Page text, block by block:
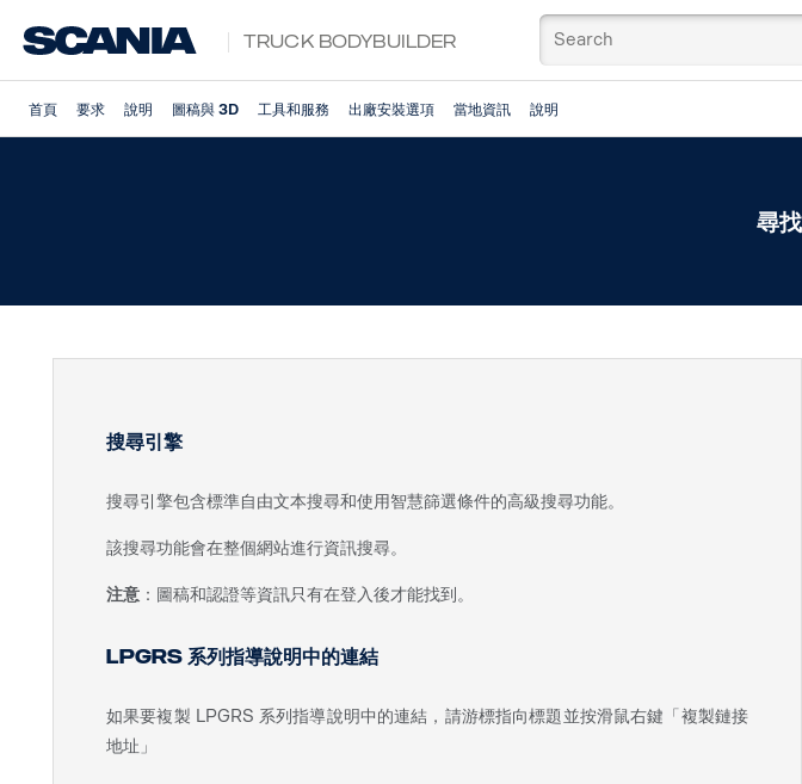
Truck Bodybuilder
首頁 要求 說明 圖稿與 3D 工具和服務 出廠安裝選項 當地資訊 說明
尋
搜尋引擎
搜尋引擎包含標準自由文本搜尋和使用智慧篩選條件的高級搜尋功能。
該搜尋功能會在整個網站進行資訊搜尋。
注意 ：圖稿和認證等資訊只有在登入後才能找到。
LPGRS 系列指導說明中的連結
如果要複製 LPGRS 系列指導說明中的連結，請游標指向標題並按滑鼠右鍵「複製鏈接
地址」